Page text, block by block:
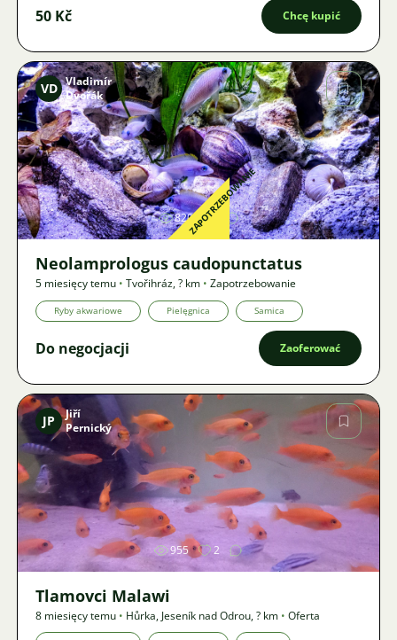
50 Kč Chcę kupić
Zdjęcie
VD Vladimír
Dvořák
820ZAPOTRZEBOWANIE
Neolamprologus caudopunctatus
5 miesięcy temu • Tvořihráz,? km • Zapotrzebowanie
Ryby akwariowe Pielęgnica Samica
Do negocjacji Zaoferować
Zdjęcie
JP
Jiří
Pernický
955 2
Tlamovci Malawi
8 miesięcy temu • Hůrka, Jeseník nad Odrou,? km • Oferta